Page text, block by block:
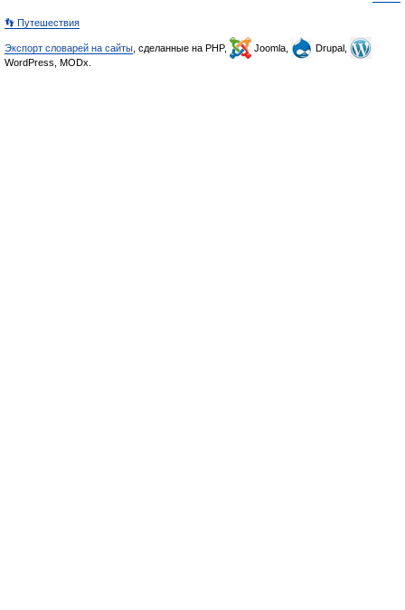
👣 Путешествия
Экспорт словарей на сайты , сделанные на PHP, Joomla,
Drupal,
WordPress, MODx.